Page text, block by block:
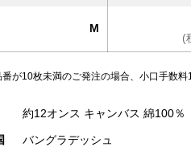
M
(
が10枚未満のご発注の場合、小口手数料
約12オンス キャンバス 綿100％
バングラデッシュ